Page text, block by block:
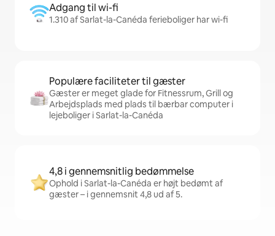
Adgang til wi-fi
1.310 af Sarlat-la-Canéda ferieboliger har wi-fi
Populære faciliteter til gæster
Gæster er meget glade for Fitnessrum, Grill og
Arbejdsplads med plads til bærbar computer i
lejeboliger i Sarlat-la-Canéda
4,8 i gennemsnitlig bedømmelse
Ophold i Sarlat-la-Canéda er højt bedømt af
gæster – i gennemsnit 4,8 ud af 5.